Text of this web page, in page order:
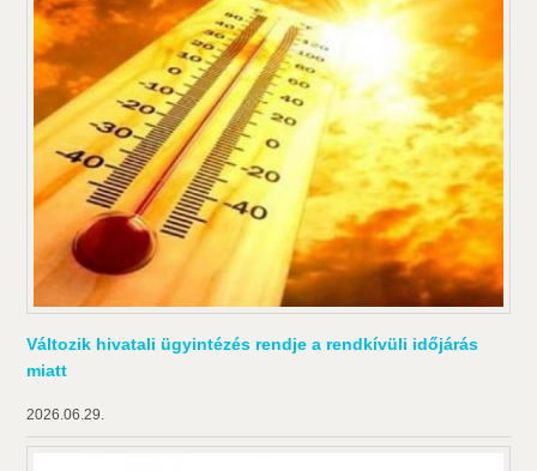
Változik hivatali ügyintézés rendje a rendkívüli időjárás
miatt
2026.06.29.